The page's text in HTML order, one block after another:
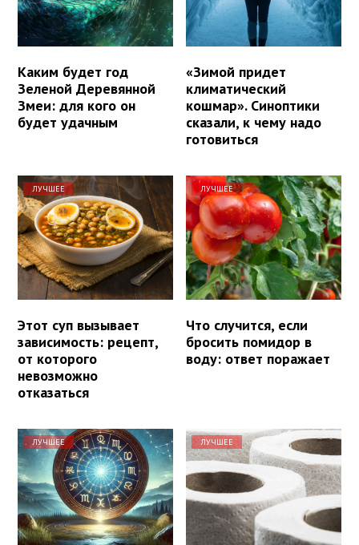
Каким будет год
Зеленой Деревянной
Змеи: для кого он
будет удачным
«Зимой придет
климатический
кошмар». Синоптики
сказали, к чему надо
готовиться
ЛУЧШЕЕ
Этот суп вызывает
зависимость: рецепт,
от которого
невозможно
отказаться
ЛУЧШЕЕ
Что случится, если
бросить помидор в
воду: ответ поражает
ЛУЧШЕЕ ЛУЧШЕЕ